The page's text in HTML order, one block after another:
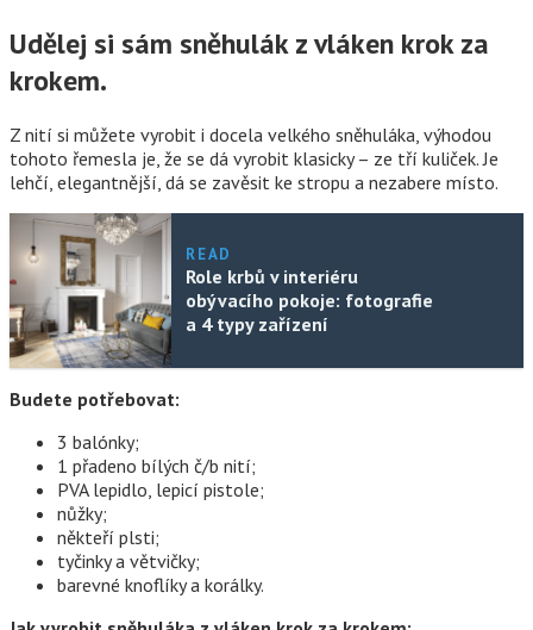
Udělej si sám sněhulák z vláken krok za
krokem.
Z nití si můžete vyrobit i docela velkého sněhuláka, výhodou
tohoto řemesla je, že se dá vyrobit klasicky – ze tří kuliček. Je
lehčí, elegantnější, dá se zavěsit ke stropu a nezabere místo.
READ
Role krbů v interiéru
obývacího pokoje: fotografie
a 4 typy zařízení
Budete potřebovat:
3 balónky;
1 přadeno bílých č/b nití;
PVA lepidlo, lepicí pistole;
nůžky;
někteří plsti;
tyčinky a větvičky;
barevné knoflíky a korálky.